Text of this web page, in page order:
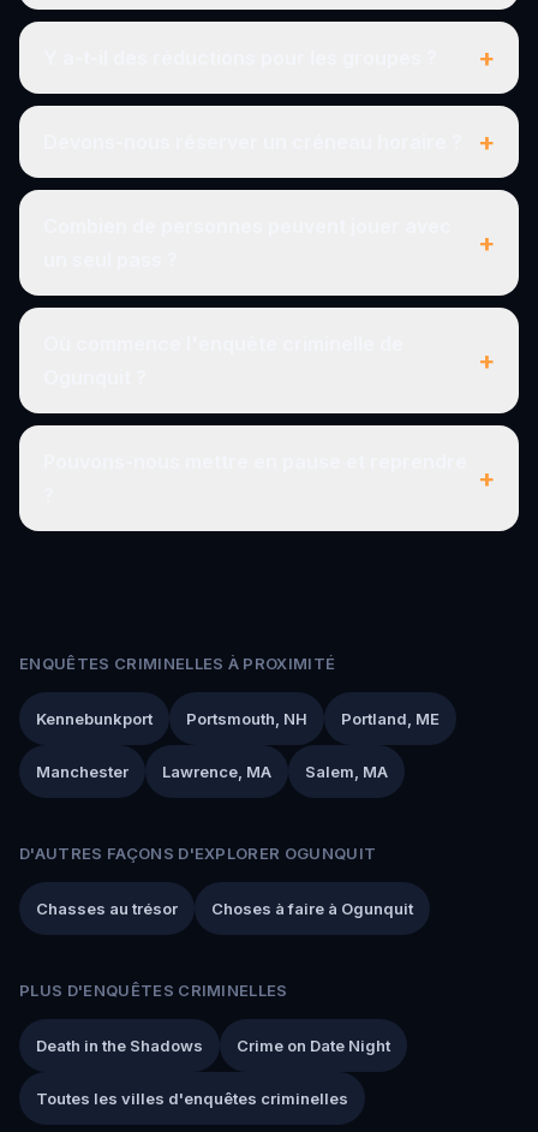
+
+
+
+
+
ENQUÊTES CRIMINELLES À PROXIMITÉ
Kennebunkport Portsmouth, NH Portland, ME
Manchester Lawrence, MA Salem, MA
D'AUTRES FAÇONS D'EXPLORER OGUNQUIT
Chasses au trésor Choses à faire à Ogunquit
PLUS D'ENQUÊTES CRIMINELLES
Death in the Shadows Crime on Date Night
Toutes les villes d'enquêtes criminelles